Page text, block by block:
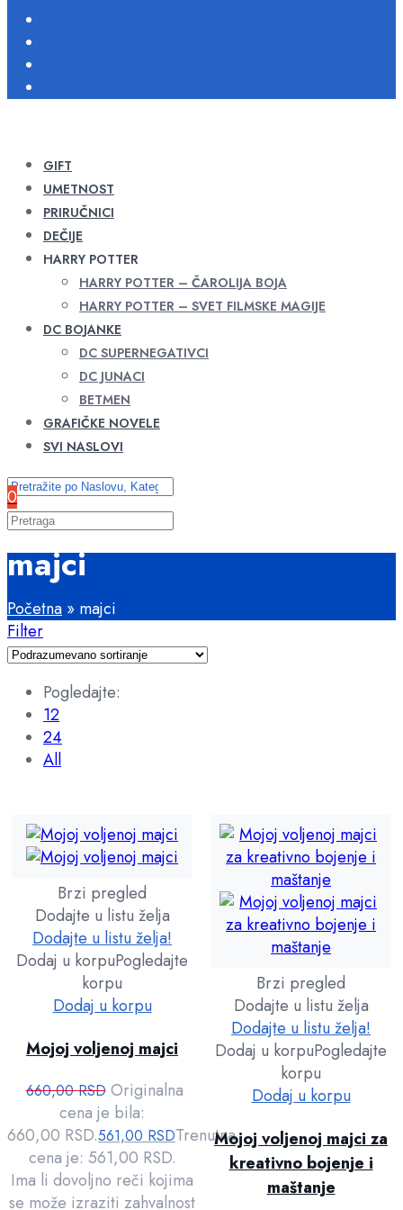
GIFT
UMETNOST
PRIRUČNICI
DEČIJE
HARRY POTTER
HARRY POTTER – ČAROLIJA BOJA
HARRY POTTER – SVET FILMSKE MAGIJE
DC BOJANKE
DC SUPERNEGATIVCI
DC JUNACI
BETMEN
GRAFIČKE NOVELE
SVI NASLOVI
0
majci
Početna » majci
Filter
Pogledajte:
12
24
All
Brzi pregled
Dodajte u listu želja
Dodajte u listu želja!
Dodaj u korpuPogledajte
korpu
Dodaj u korpu
Mojoj voljenoj majci
660,00RSD Originalna
cena je bila:
660,00 RSD.561,00 RSDTrenutna
cena je: 561,00 RSD.
Ima li dovoljno reči kojima
se može izraziti zahvalnost
Brzi pregled
Dodajte u listu želja
Dodajte u listu želja!
Dodaj u korpuPogledajte
korpu
Dodaj u korpu
Mojoj voljenoj majci za
kreativno bojenje i
maštanje